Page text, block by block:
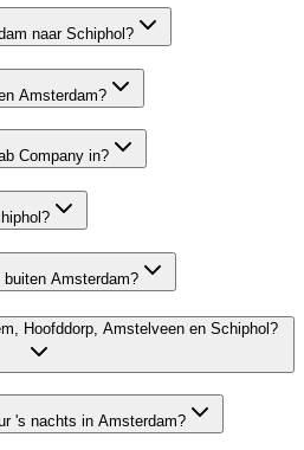
naar Schiphol?
Amsterdam?
Company in?
Amsterdam?
Hoofddorp, Amstelveen en Schiphol?
's nachts in Amsterdam?